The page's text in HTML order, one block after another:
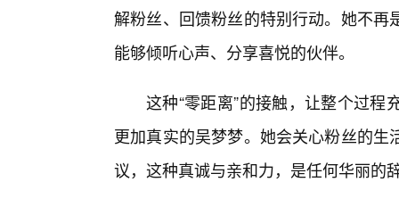
解粉丝、回馈粉丝的特别行动。她不
能够倾听心声、分享喜悦的伙伴。
这种“零距离”的接触，让整个过
更加真实的吴梦梦。她会关心粉丝的
议，这种真诚与亲和力，是任何华丽的